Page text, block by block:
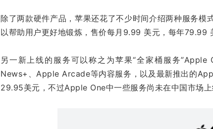
除了两款硬件产品，苹果还花了不少时间介绍两种服务
以帮助用户更好地锻炼，售价每月9.99 美元，每年79.99
另一新上线的服务可以称之为苹果“全家桶服务
News+、Apple Arcade等内容服务，以及最新推出的
29.95美元，不过Apple One中一些服务尚未在中国市场